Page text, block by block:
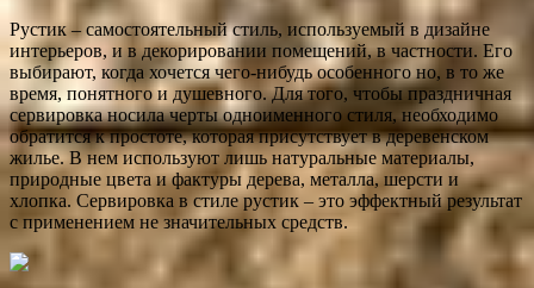
Рустик – самостоятельный стиль, используемый в дизайне
интерьеров, и в декорировании помещений, в частности. Его
выбирают, когда хочется чего-нибудь особенного но, в то же
время, понятного и душевного. Для того, чтобы праздничная
сервировка носила черты одноименного стиля, необходимо
обратится к простоте, которая присутствует в деревенском
жилье. В нем используют лишь натуральные материалы,
природные цвета и фактуры дерева, металла, шерсти и
хлопка. Сервировка в стиле рустик – это эффектный результат
с применением не значительных средств.